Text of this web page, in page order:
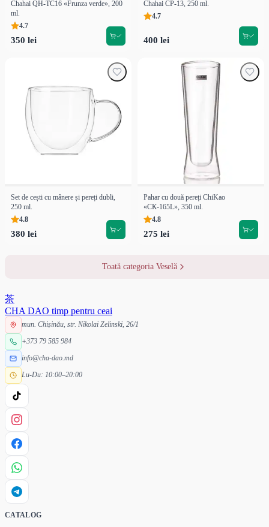
Chahai QH-TC16 «Frunza verde», 200
ml.
4.7
350 lei
Chahai CP-13, 250 ml.
4.7
400 lei
Set de cești cu mânere și pereți dubli,
250 ml.
4.8
380 lei
Pahar cu două pereți ChiKao
«СК-165L», 350 ml.
4.8
275 lei
Toată categoria Veselă
茶
CHA DAO timp pentru ceai
mun. Chișinău, str. Nikolai Zelinski, 26/1
+373 79 585 984
info@cha-dao.md
Lu-Du: 10:00–20:00
CATALOG